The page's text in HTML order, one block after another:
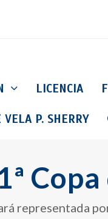
LICENCIA
VELA P. SHERRY
representada